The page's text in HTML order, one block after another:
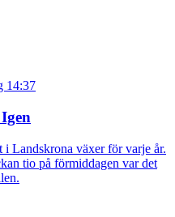
14:37
Landskrona växer för varje år.
tio på förmiddagen var det